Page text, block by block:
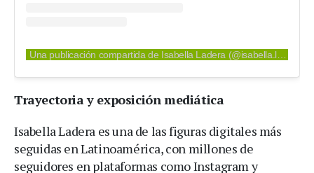
Una publicación compartida de Isabella Ladera (@isabella.ladera)
Trayectoria y exposición mediática
Isabella Ladera es una de las figuras digitales más
seguidas en Latinoamérica, con millones de
seguidores en plataformas como Instagram y